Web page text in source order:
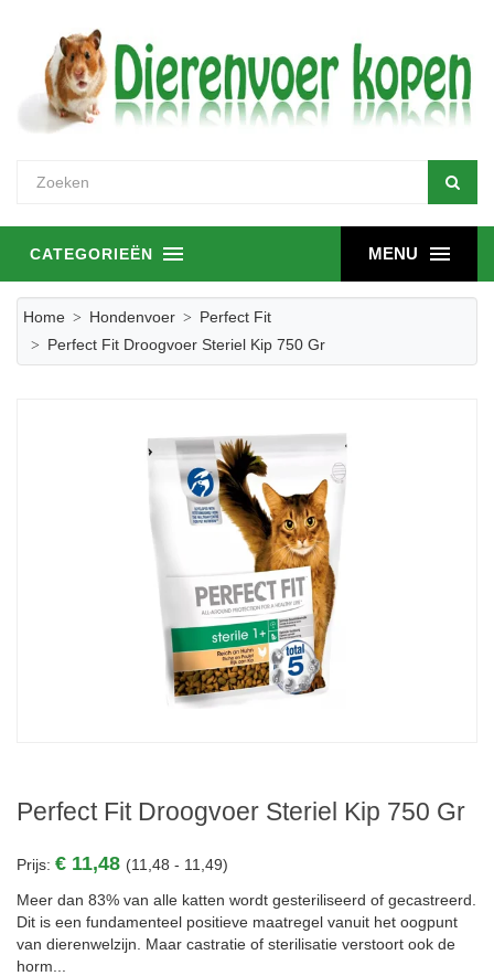
MENU
CATEGORIEËN
Home Hondenvoer
Perfect Fit
Perfect Fit Droogvoer Steriel Kip 750 Gr
Perfect Fit Droogvoer Steriel Kip 750 Gr
Prijs: € 11,48 (11,48 - 11,49)
Meer dan 83% van alle katten wordt gesteriliseerd of gecastreerd.
Dit is een fundamenteel positieve maatregel vanuit het oogpunt
van dierenwelzijn. Maar castratie of sterilisatie verstoort ook de
horm...